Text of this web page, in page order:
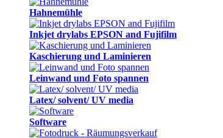
Hahnemühle
Inkjet drylabs EPSON and Fujifilm
Kaschierung und Laminieren
Leinwand und Foto spannen
Latex/ solvent/ UV media
Software